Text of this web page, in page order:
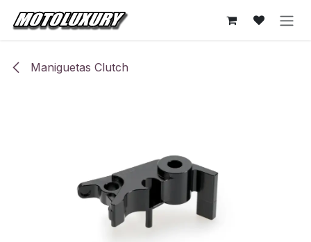
Ir al contenido
Maniguetas Clutch